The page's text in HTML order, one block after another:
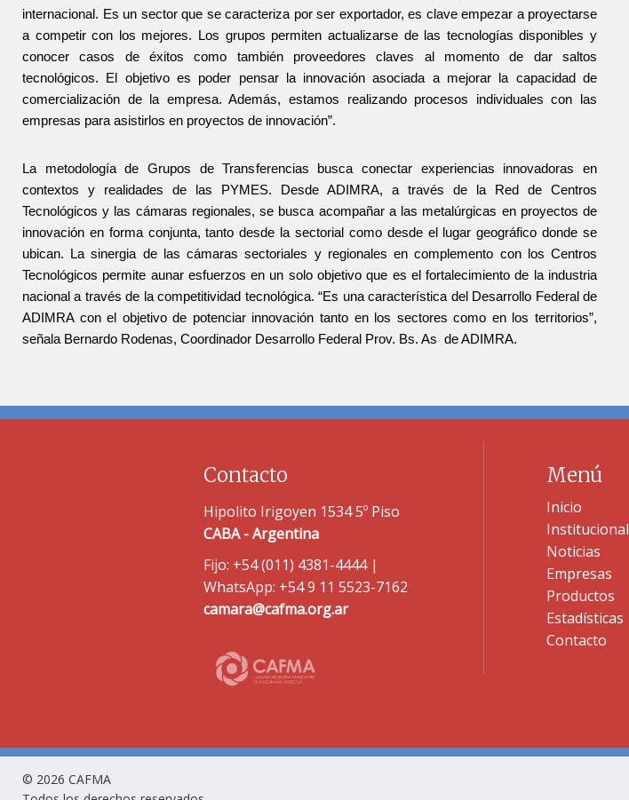
internacional. Es un sector que se caracteriza por ser exportador, es clave empezar a proyectarse
a competir con los mejores. Los grupos permiten actualizarse de las tecnologías disponibles y
conocer casos de éxitos como también proveedores claves al momento de dar saltos
tecnológicos. El objetivo es poder pensar la innovación asociada a mejorar la capacidad de
comercialización de la empresa. Además, estamos realizando procesos individuales con las
empresas para asistirlos en proyectos de innovación”.
La metodología de Grupos de Transferencias busca conectar experiencias innovadoras en
contextos y realidades de las PYMES. Desde ADIMRA, a través de la Red de Centros
Tecnológicos y las cámaras regionales, se busca acompañar a las metalúrgicas en proyectos de
innovación en forma conjunta, tanto desde la sectorial como desde el lugar geográfico donde se
ubican. La sinergia de las cámaras sectoriales y regionales en complemento con los Centros
Tecnológicos permite aunar esfuerzos en un solo objetivo que es el fortalecimiento de la industria
nacional a través de la competitividad tecnológica. “Es una característica del Desarrollo Federal de
ADIMRA con el objetivo de potenciar innovación tanto en los sectores como en los territorios”,
señala Bernardo Rodenas, Coordinador Desarrollo Federal Prov. Bs. As  de ADIMRA.
Contacto
Hipolito Irigoyen 1534 5º Piso
CABA - Argentina
Fijo: +54 (011) 4381-4444 |
WhatsApp: +54 9 11 5523-7162
camara@cafma.org.ar
Menú
Inicio
Institucional
Noticias
Empresas
Productos
Estadísticas
Contacto
© 2026 CAFMA